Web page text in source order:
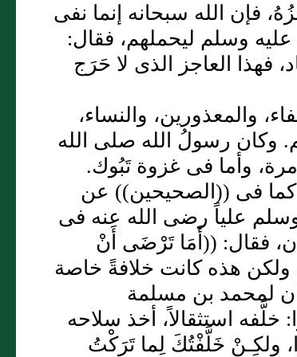
فإن الله سبحانه إنما نفى
وسلم ليحملهم، فقال:
فهذا العاجز الذى لا حَرَج
والمعذورين، والنساء،
وكان رسولُ الله صلى الله
وأما فى غزوة تَبُوك.
كما فى ((الصحيحين)) عن
علياً رضى الله عنه فى
فقال: ((أَمَا تَرْضَى أَنْ
ولكن هذه كانت خلافةً خاصة
لمحمد بن مسلمة
خلَّفه استثقالاً، أخذ سلاحه
ولكِـنْ خَلَّفْتُكَ لِما تَرَكْتُ